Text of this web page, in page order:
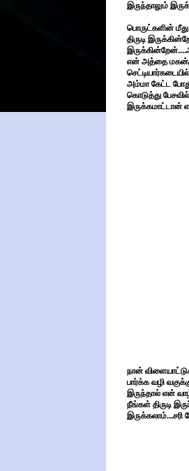
இருந்தாலும்
பொருட்களின் மீது
திருடி
என் அத்தை
அம்மா கேட்ட
கொடுத்து
இருக்கமாட்டான்
நான்
பார்க்க வழி
இருந்தால் என்
நீங்கள் திருடி
இருக்கலாம்...சரி